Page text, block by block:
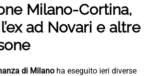
Milano-Cortina,
ad Novari e altre
di Milano ha eseguito ieri diverse